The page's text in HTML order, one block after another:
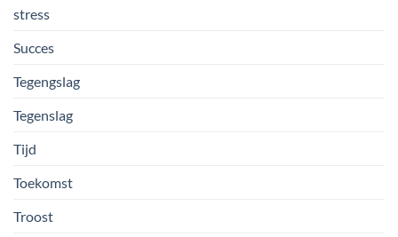
stress
Succes
Tegengslag
Tegenslag
Tijd
Toekomst
Troost